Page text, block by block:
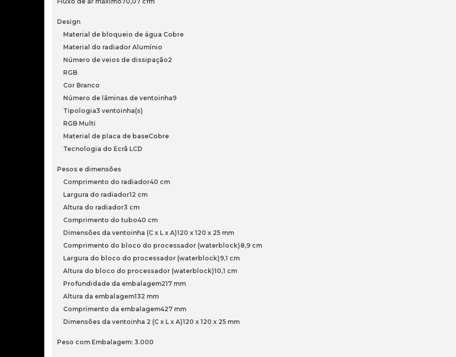
Design
Material de bloqueio de água Cobre
Material do radiador Alumínio
Número de veios de dissipação2
RGB
Cor Branco
Número de lâminas de ventoinha9
Tipologia3 ventoinha(s)
RGB Multi
Material de placa de baseCobre
Tecnologia do Ecrã LCD
Pesos e dimensões
Comprimento do radiador40 cm
Largura do radiador12 cm
Altura do radiador3 cm
Comprimento do tubo40 cm
Dimensões da ventoinha (C x L x A)120 x 120 x 25 mm
Comprimento do bloco do processador (waterblock)8,9 cm
Largura do bloco do processador (waterblock)9,1 cm
Altura do bloco do processador (waterblock)10,1 cm
Profundidade da embalagem217 mm
Altura da embalagem132 mm
Comprimento da embalagem427 mm
Dimensões da ventoinha 2 (C x L x A)120 x 120 x 25 mm
Peso com Embalagem: 3.000